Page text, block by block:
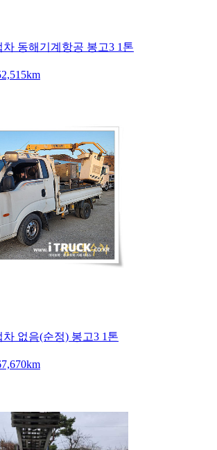
동해기계항공 봉고3 1톤
없음(순정) 봉고3 1톤